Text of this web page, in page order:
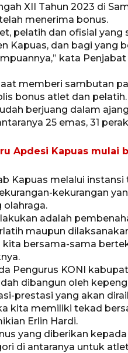
XII Tahun 2023 di
menerima bonus.
pelatih dan ofisial
Kapuas, dan bagi yang
kata
memberi sambutan
bonus atlet dan pelatih.
berjuang dalam
25 emas, 31
Apdesi Kapuas mulai
Kapuas melalui
kekurangan
adalah
maupun
kita bersama-sama
Pengurus KONI
dibangun oleh
prestasi yang akan
kita memiliki tekad
Erlin Hardi.
yang diberikan
di antaranya untuk